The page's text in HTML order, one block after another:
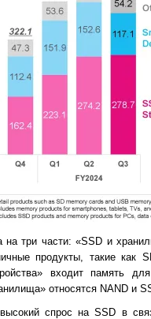
на три части: «SSD и
продукты, такие
входит память
относятся NAND и
спрос на SSD в